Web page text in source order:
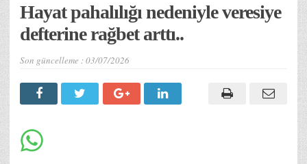
Hayat pahalılığı nedeniyle veresiye
defterine rağbet arttı..
Son güncelleme :03/07/2026